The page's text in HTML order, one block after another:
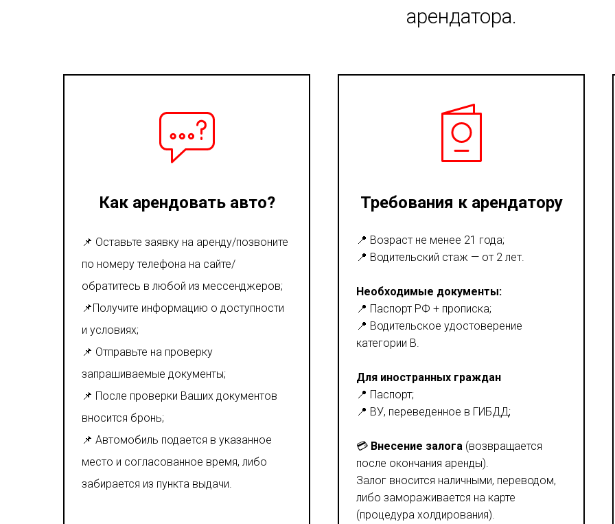
арендатора.
Как арендовать авто?
📌 Оставьте заявку на аренду/позвоните
по номеру телефона на сайте/
обратитесь в любой из мессенджеров;
📌Получите информацию о доступности
и условиях;
📌 Отправьте на проверку
запрашиваемые документы;
📌 После проверки Ваших документов
вносится бронь;
📌 Автомобиль подается в указанное
место и согласованное время, либо
забирается из пункта выдачи.
Требования к арендатору
📍 Возраст не менее 21 года;
📍 Водительский стаж — от 2 лет.
Необходимые документы:
📍 Паспорт РФ + прописка;
📍 Водительское удостоверение
категории В.
Для иностранных граждан
📍 Паспорт;
📍 ВУ, переведенное в ГИБДД;
💳 Внесение залога (возвращается
после окончания аренды).
Залог вносится наличными, переводом,
либо замораживается на карте
(процедура холдирования).